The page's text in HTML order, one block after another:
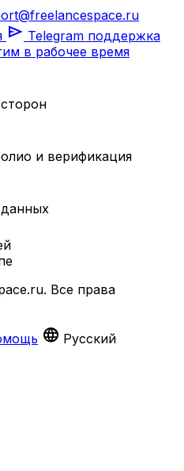
send Telegram поддержка
в рабочее время
и верификация
Все права
language Русский